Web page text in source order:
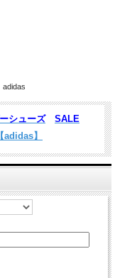
adidas
シューズ
SALE
【adidas】